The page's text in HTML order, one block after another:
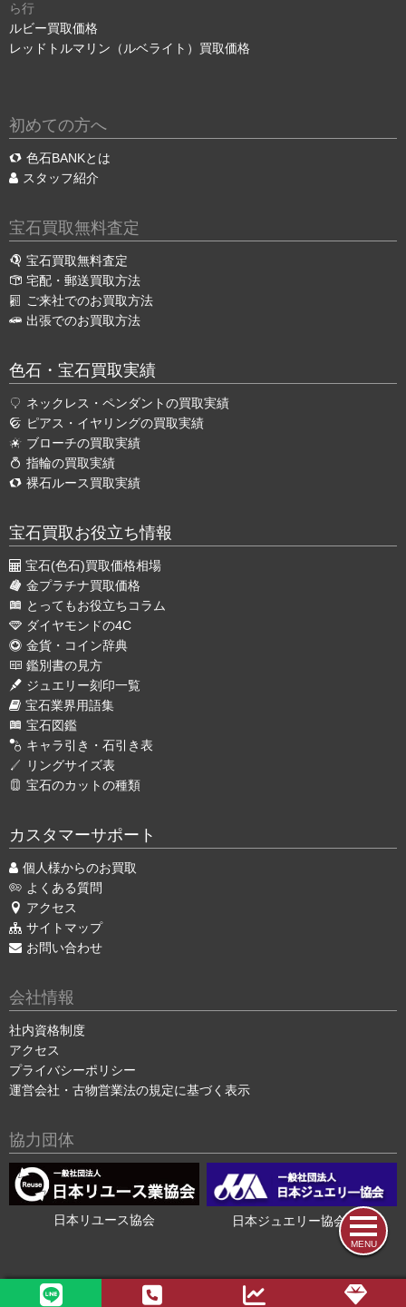
MENU
ら行
ルビー買取価格
レッドトルマリン（ルベライト）買取価格
初めての方へ
色石BANKとは
スタッフ紹介
宝石買取無料査定
宝石買取無料査定
宅配・郵送買取方法
ご来社でのお買取方法
出張でのお買取方法
色石・宝石買取実績
ネックレス・ペンダントの買取実績
ピアス・イヤリングの買取実績
ブローチの買取実績
指輪の買取実績
裸石ルース買取実績
宝石買取お役立ち情報
宝石(色石)買取価格相場
金プラチナ買取価格
とってもお役立ちコラム
ダイヤモンドの4C
金貨・コイン辞典
鑑別書の見方
ジュエリー刻印一覧
宝石業界用語集
宝石図鑑
キャラ引き・石引き表
リングサイズ表
宝石のカットの種類
カスタマーサポート
個人様からのお買取
よくある質問
アクセス
サイトマップ
お問い合わせ
会社情報
社内資格制度
アクセス
プライバシーポリシー
運営会社・古物営業法の規定に基づく表示
協力団体
日本リユース協会 日本ジュエリー協会会員
2015-2026 © 色石・宝石買取の色石BANK